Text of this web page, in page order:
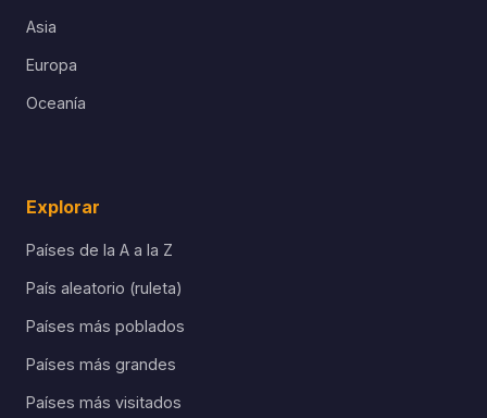
Asia
Europa
Oceanía
Explorar
Países de la A a la Z
País aleatorio (ruleta)
Países más poblados
Países más grandes
Países más visitados